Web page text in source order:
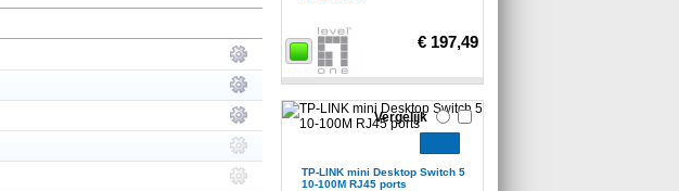
€ 197,49
TP-LINK mini Desktop Switch 5
10-100M RJ45 ports
Vergelijk